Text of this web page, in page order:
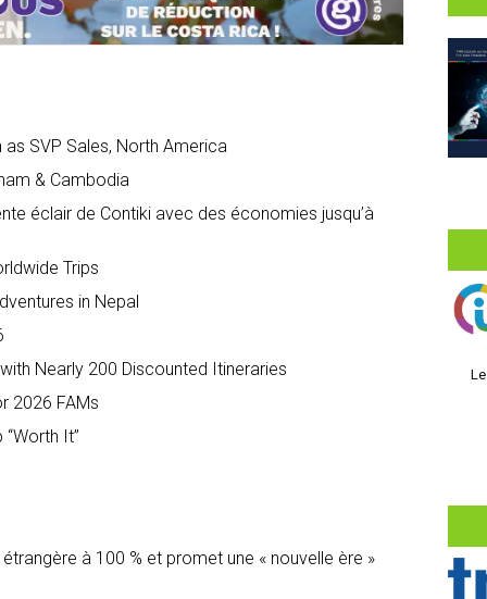
SVP Sales, North America
& Cambodia
éclair de Contiki avec des économies jusqu’à
Trips
in Nepal
Nearly 200 Discounted Itineraries
2026 FAMs
It”
à 100 % et promet une « nouvelle ère »